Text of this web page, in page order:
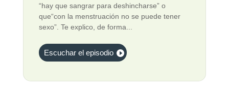
“hay que sangrar para deshincharse” o
que“con la menstruación no se puede tener
sexo”. Te explico, de forma...
Escuchar el episodio